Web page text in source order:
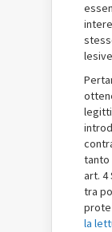
tanto
art. 4
tra
la